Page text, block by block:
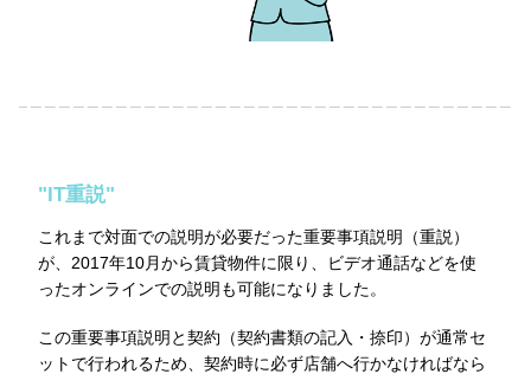
"IT重説"
これまで対面での説明が必要だった重要事項説明（重説）
が、2017年10月から賃貸物件に限り、ビデオ通話などを使
ったオンラインでの説明も可能になりました。
この重要事項説明と契約（契約書類の記入・捺印）が通常セ
ットで行われるため、契約時に必ず店舗へ行かなければなら